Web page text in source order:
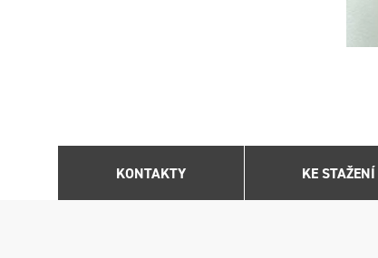
KONTAKTY KE STAŽENÍ